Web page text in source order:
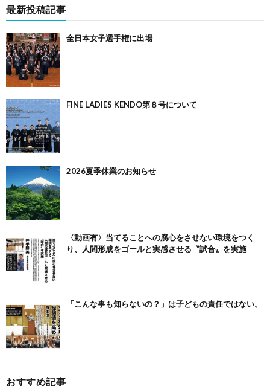
最新投稿記事
全日本女子選手権に出場
FINE LADIES KENDO第８号について
2026夏季休業のお知らせ
〈動画有〉当てることへの腐心をさせない環境をつく
り、人間形成をゴールと実感させる〝試合〟を実施
「こんな事も知らないの？」は子どもの責任ではない。
おすすめ記事